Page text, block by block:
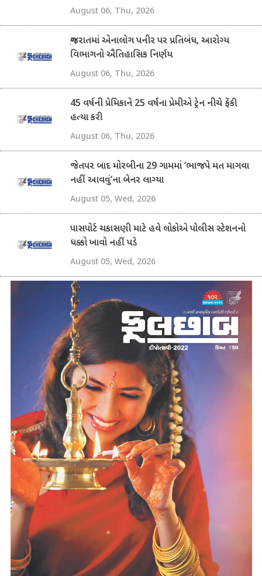
August 06, Thu, 2026
ગુજરાતમાં એનાલોગ પનીર પર પ્રતિબંધ, આરોગ્ય
વિભાગનો ઐતિહાસિક નિર્ણય
August 06, Thu, 2026
45 વર્ષની પ્રેમિકાને 25 વર્ષના પ્રેમીએ ટ્રેન નીચે ફેંકી
હત્યા કરી
August 06, Thu, 2026
જેતપર બાદ મોરબીના 29 ગામમાં ‘ભાજપે મત માગવા
નહીં આવવું’ના બેનર લાગ્યા
August 05, Wed, 2026
પાસપોર્ટ ચકાસણી માટે હવે લોકોએ પોલીસ સ્ટેશનનો
ધક્કો ખાવો નહીં પડે
August 05, Wed, 2026